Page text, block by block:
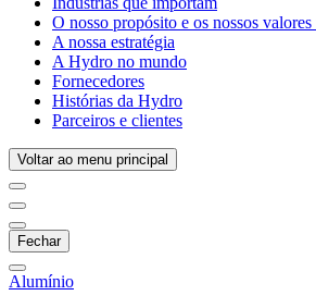
O nosso propósito e os nossos
A nossa estratégia
A Hydro no mundo
Fornecedores
Histórias da Hydro
Parceiros e clientes
Voltar ao menu principal
Fechar
Alumínio